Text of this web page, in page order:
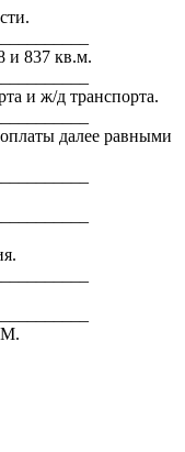
и 837 кв.м.
и ж/д транспорта.
далее равными